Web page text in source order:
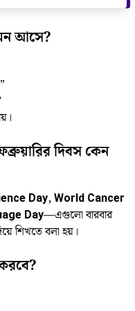
আসে?
দিবস কেন
Day, World Cancer
Day—এগুলো বারবার
শিখতে বলা হয়।